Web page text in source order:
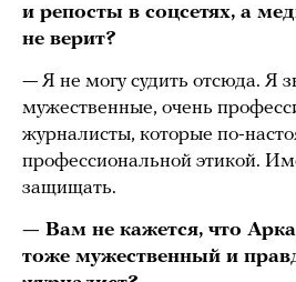
и репосты в соцсетях, а
не верит?
— Я не могу судить отсюда. Я
мужественные, очень
журналисты, которые по-
профессиональной этикой.
защищать.
— Вам не кажется, что
тоже мужественный и